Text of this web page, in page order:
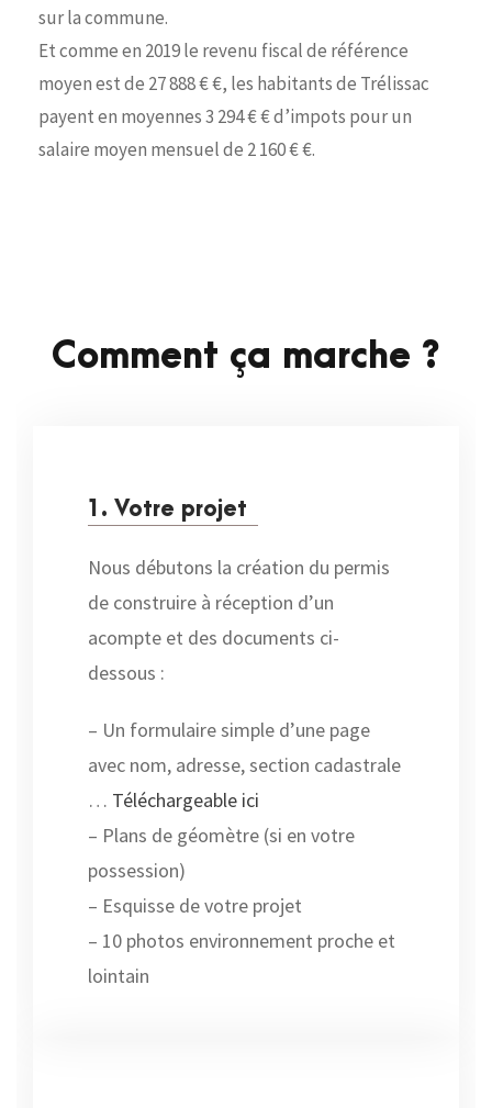
sur la commune.
Et comme en 2019 le revenu fiscal de référence
moyen est de 27 888 € €, les habitants de Trélissac
payent en moyennes 3 294 € € d’impots pour un
salaire moyen mensuel de 2 160 € €.
Comment ça marche ?
1. Votre projet
Nous débutons la création du permis
de construire à réception d’un
acompte et des documents ci-
dessous :
– Un formulaire simple d’une page
avec nom, adresse, section cadastrale
… Téléchargeable ici
– Plans de géomètre (si en votre
possession)
– Esquisse de votre projet
– 10 photos environnement proche et
lointain